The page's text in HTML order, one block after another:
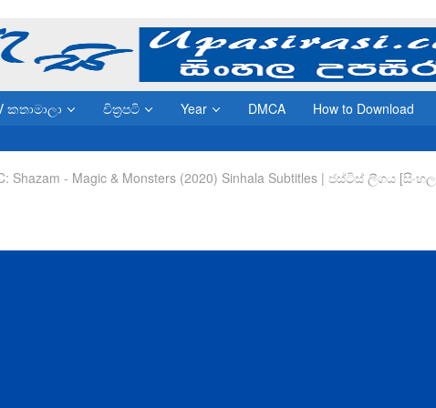
කතාමාලා චිත්‍රපටි Year DMCA How to Download
Shazam - Magic & Monsters (2020) Sinhala Subtitles | ජස්ටිස් ලීගය [සිංහල